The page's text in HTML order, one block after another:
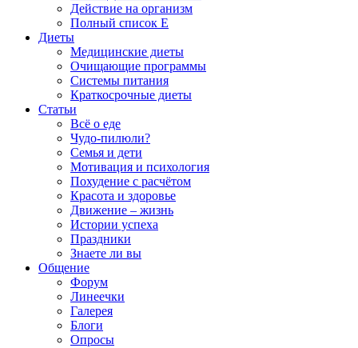
Действие на организм
Полный список E
Диеты
Медицинские диеты
Очищающие программы
Системы питания
Краткосрочные диеты
Статьи
Всё о еде
Чудо-пилюли?
Семья и дети
Мотивация и психология
Похудение с расчётом
Красота и здоровье
Движение – жизнь
Истории успеха
Праздники
Знаете ли вы
Общение
Форум
Линеечки
Галерея
Блоги
Опросы